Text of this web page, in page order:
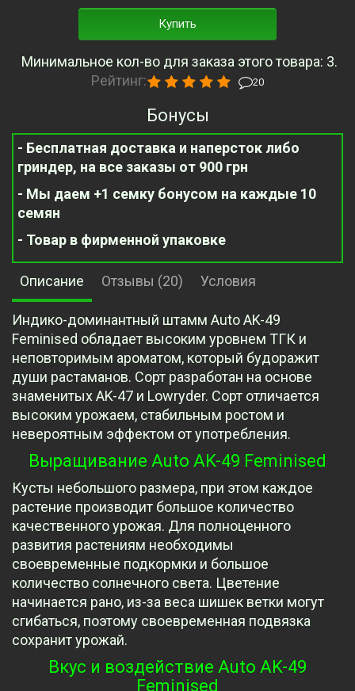
Купить
Минимальное кол-во для заказа этого товара: 3.
Рейтинг:
20
Бонусы
- Бесплатная доставка и наперсток либо
гриндер, на все заказы от 900 грн
- Мы даем +1 семку бонусом на каждые 10
семян
- Товар в фирменной упаковке
Описание Отзывы (20) Условия
Индико-доминантный штамм Auto AK-49
Feminised обладает высоким уровнем ТГК и
неповторимым ароматом, который будоражит
души растаманов. Сорт разработан на основе
знаменитых AK-47 и Lowryder. Сорт отличается
высоким урожаем, стабильным ростом и
невероятным эффектом от употребления.
Выращивание Auto AK-49 Feminised
Кусты небольшого размера, при этом каждое
растение производит большое количество
качественного урожая. Для полноценного
развития растениям необходимы
своевременные подкормки и большое
количество солнечного света. Цветение
начинается рано, из-за веса шишек ветки могут
сгибаться, поэтому своевременная подвязка
сохранит урожай.
Вкус и воздействие Auto AK-49
Feminised